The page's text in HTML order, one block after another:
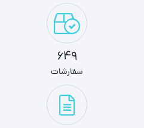
649
سفارشات